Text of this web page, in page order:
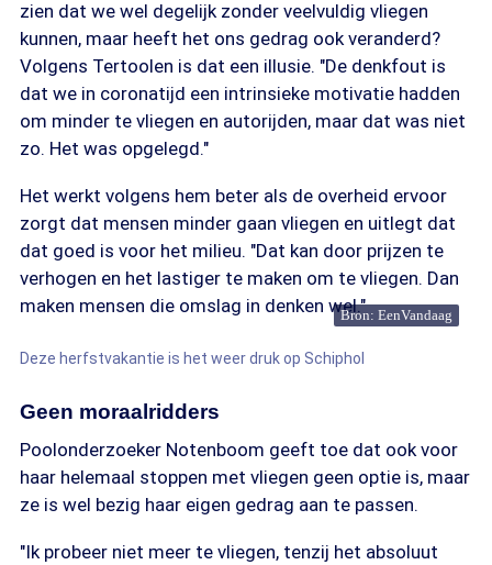
zien dat we wel degelijk zonder veelvuldig vliegen
kunnen, maar heeft het ons gedrag ook veranderd?
Volgens Tertoolen is dat een illusie. "De denkfout is
dat we in coronatijd een intrinsieke motivatie hadden
om minder te vliegen en autorijden, maar dat was niet
zo. Het was opgelegd."
Het werkt volgens hem beter als de overheid ervoor
zorgt dat mensen minder gaan vliegen en uitlegt dat
dat goed is voor het milieu. "Dat kan door prijzen te
verhogen en het lastiger te maken om te vliegen. Dan
maken mensen die omslag in denken wel."Bron: EenVandaag
Deze herfstvakantie is het weer druk op Schiphol
Geen moraalridders
Poolonderzoeker Notenboom geeft toe dat ook voor
haar helemaal stoppen met vliegen geen optie is, maar
ze is wel bezig haar eigen gedrag aan te passen.
"Ik probeer niet meer te vliegen, tenzij het absoluut